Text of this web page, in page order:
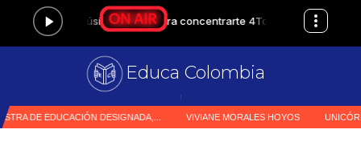
Educa Colombia
Primer